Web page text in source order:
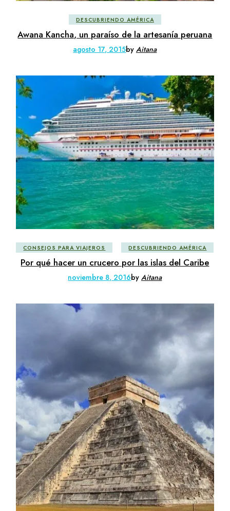
DESCUBRIENDO AMÉRICA
Awana Kancha, un paraíso de la artesanía peruana
agosto 17, 2015byAitana
CONSEJOS PARA VIAJEROS DESCUBRIENDO AMÉRICA
Por qué hacer un crucero por las islas del Caribe
noviembre 8, 2016byAitana